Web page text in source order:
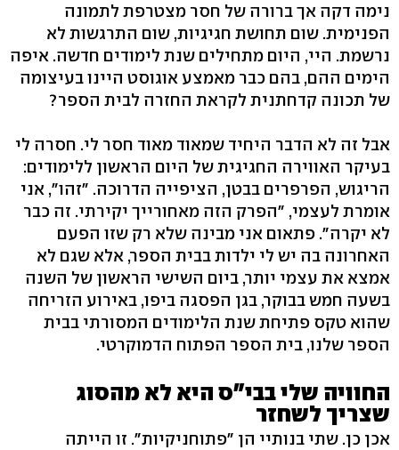
נימה דקה אך ברורה של חסר מצטרפת לתמונה
הפנימית. שום תחושת חגיגיות, שום התרגשות לא
נרשמת. היי, היום מתחילים שנת לימודים חדשה. איפה
הימים ההם, בהם כבר מאמצע אוגוסט היינו בעיצומה
של תכונה קדחתנית לקראת החזרה לבית הספר?
אבל זה לא הדבר היחיד שמאוד מאוד חסר לי. חסרה לי
בעיקר האווירה החגיגית של היום הראשון ללימודים:
הריגוש, הפרפרים בבטן, הציפייה הדרוכה. "זהו", אני
אומרת לעצמי, "הפרק הזה מאחורייך יקירתי. זה כבר
לא יקרה". פתאום אני מבינה שלא רק שזו הפעם
האחרונה בה יש לי ילדות בבית הספר, אלא שגם לא
אמצא את עצמי יותר, ביום השישי הראשון של השנה
בשעה חמש בבוקר, בגן הפסגה ביפו, באירוע הזריחה
שהוא טקס פתיחת שנת הלימודים המסורתי בבית
הספר שלנו, בית הספר הפתוח הדמוקרטי.
החוויה שלי בבי"ס היא לא מהסוג
שצריך לשחזר
אכן כן. שתי בנותיי הן "פתוחניקיות". זו הייתה